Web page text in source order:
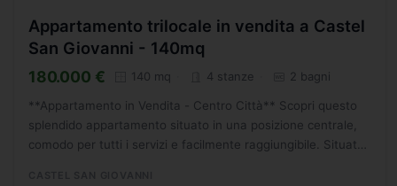
Appartamento trilocale in vendita a Castel
San Giovanni - 140mq
180.000 € 140 mq 4 stanze 2 bagni
**Appartamento in Vendita - Centro Città** Scopri questo
splendido appartamento situato in una posizione centrale,
comodo per tutti i servizi e facilmente raggiungibile. Situato